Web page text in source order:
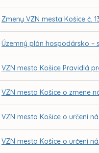
Zmeny VZN mesta Košice č.
Územný plán hospodársko –
VZN mesta Košice Pravidlá
VZN mesta Košice o zmene
VZN mesta Košice o určení
VZN mesta Košice o určení